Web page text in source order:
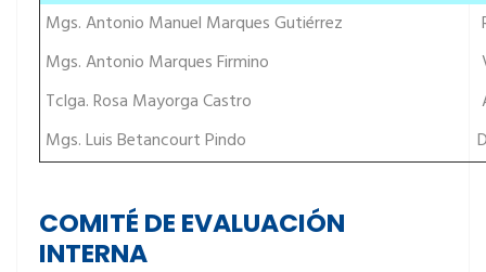
Mgs. Antonio Manuel Marques Gutiérrez
Mgs. Antonio Marques Firmino
Tclga. Rosa Mayorga Castro
Mgs. Luis Betancourt Pindo
COMITÉ DE EVALUACIÓN
INTERNA